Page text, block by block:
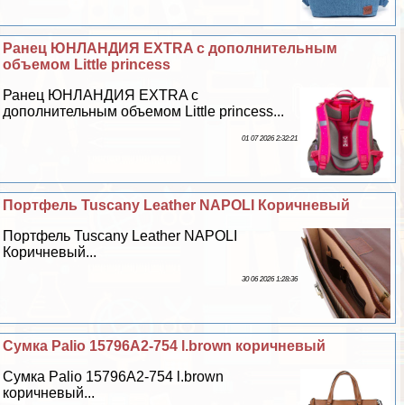
Ранец ЮНЛАНДИЯ EXTRA с дополнительным
объемом Little princess
Ранец ЮНЛАНДИЯ EXTRA с
дополнительным объемом Little princess...
01 07 2026 2:32:21
Портфель Tuscany Leather NAPOLI Коричневый
Портфель Tuscany Leather NAPOLI
Коричневый...
30 06 2026 1:28:36
Сумка Palio 15796A2-754 l.brown коричневый
Сумка Palio 15796A2-754 l.brown
коричневый...